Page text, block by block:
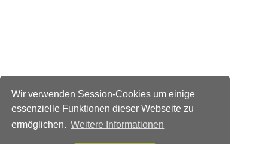
Wir verwenden Session-Cookies um einige
essenzielle Funktionen dieser Webseite zu
ermöglichen. Weitere Informationen